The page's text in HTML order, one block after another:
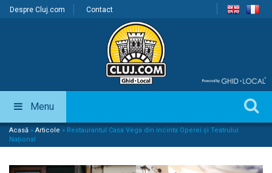
Despre Cluj.com Contact
Menu
Acasă » Articole » Restaurantul Casa Vega din incinta Operei și Teatrului
Național